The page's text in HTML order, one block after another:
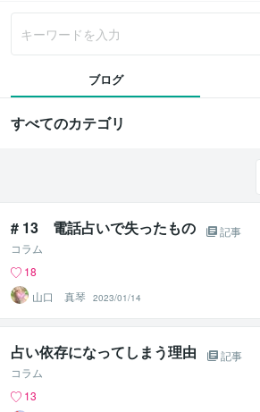
ブログ
すべてのカテゴリ
# 13 電話占いで失ったもの
記事
コラム
18
山口 真琴
2023/01/14
占い依存になってしまう理由
記事
コラム
13